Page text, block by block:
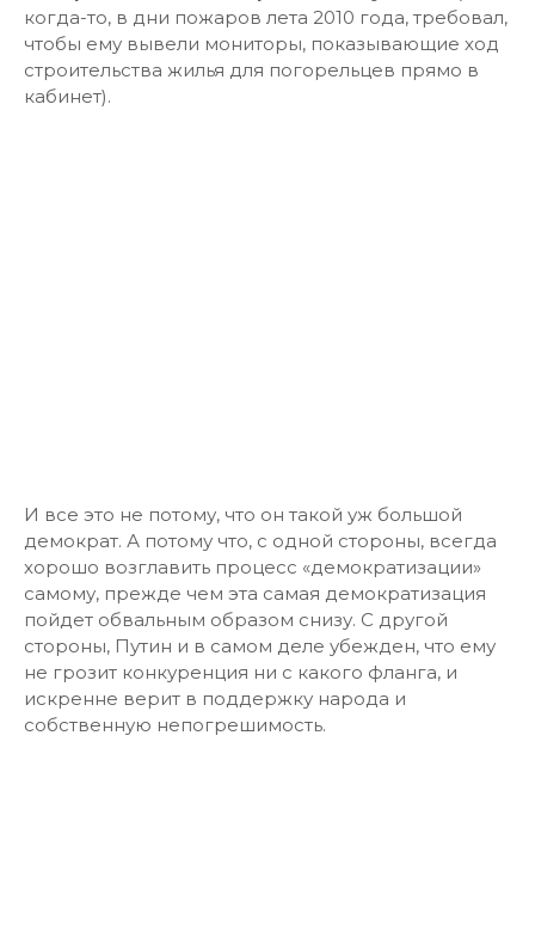
когда-то, в дни пожаров лета 2010 года, требовал,
чтобы ему вывели мониторы, показывающие ход
строительства жилья для погорельцев прямо в
кабинет).
И все это не потому, что он такой уж большой
демократ. А потому что, с одной стороны, всегда
хорошо возглавить процесс «демократизации»
самому, прежде чем эта самая демократизация
пойдет обвальным образом снизу. С другой
стороны, Путин и в самом деле убежден, что ему
не грозит конкуренция ни с какого фланга, и
искренне верит в поддержку народа и
собственную непогрешимость.